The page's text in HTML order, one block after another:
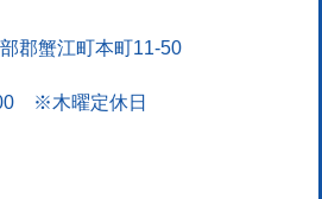
郡蟹江町本町11-50
※木曜定休日